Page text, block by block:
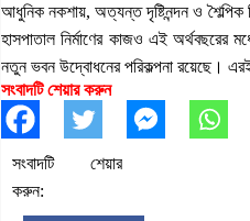
আধুনিক নকশায়, অত্যন্ত দৃষ্টিনন্দন ও শৈল্পিক
হাসপাতাল নির্মাণের কাজও এই অর্থবছরের
নতুন ভবন উদ্বোধনের পরিকল্পনা রয়েছে।
সংবাদটি শেয়ার করুন
সংবাদটি শেয়ার
করুন: